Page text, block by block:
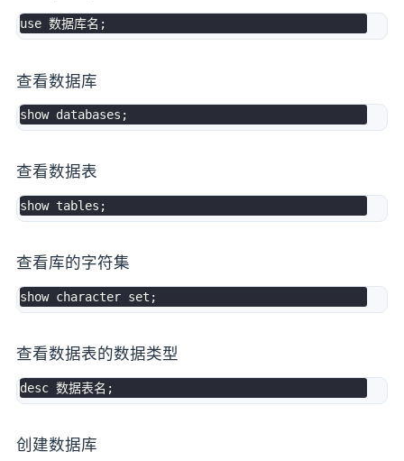
use 数据库名 ;
查看数据库
show databases ;
查看数据表
show tables ;
查看库的字符集
show character set ;
查看数据表的数据类型
desc 数据表名 ;
创建数据库